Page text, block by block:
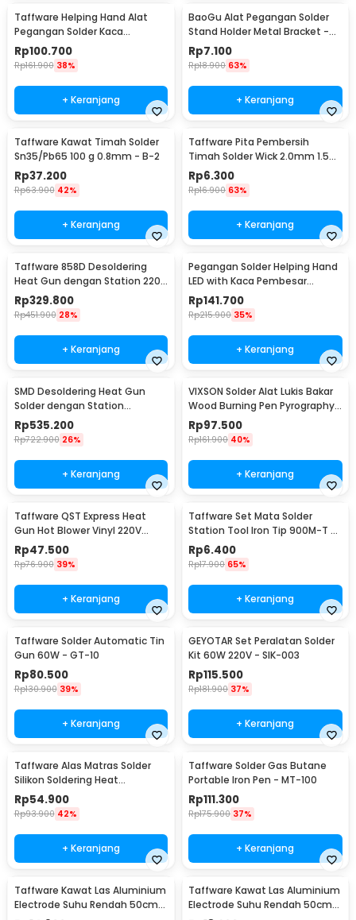
Taffware Helping Hand Alat
Pegangan Solder Kaca
Pembesar LED - MG16129-C
Rp100.700
Rp161.900 38%
+ Keranjang
BaoGu Alat Pegangan Solder
Stand Holder Metal Bracket -
DBL-X10
Rp7.100
Rp18.900 63%
+ Keranjang
Taffware Kawat Timah Solder
Sn35/Pb65 100 g 0.8mm - B-2
Rp37.200
Rp63.900 42%
+ Keranjang
Taffware Pita Pembersih
Timah Solder Wick 2.0mm 1.5M
- CP-2015
Rp6.300
Rp16.900 63%
+ Keranjang
Taffware 858D Desoldering
Heat Gun dengan Station 220V
750W
Rp329.800
Rp451.900 28%
+ Keranjang
Pegangan Solder Helping Hand
LED with Kaca Pembesar
Magnifier 3X/4.5X - TH-7023
Rp141.700
Rp215.900 35%
+ Keranjang
SMD Desoldering Heat Gun
Solder dengan Station
220V/700W - KS8586
Rp535.200
Rp722.900 26%
+ Keranjang
VIXSON Solder Alat Lukis Bakar
Wood Burning Pen Pyrography
60W 36 Set - CS-31 D
Rp97.500
Rp161.900 40%
+ Keranjang
Taffware QST Express Heat
Gun Hot Blower Vinyl 220V
300W - QST-220
Rp47.500
Rp76.900 39%
+ Keranjang
Taffware Set Mata Solder
Station Tool Iron Tip 900M-T 5
PCS - BI5044
Rp6.400
Rp17.900 65%
+ Keranjang
Taffware Solder Automatic Tin
Gun 60W - GT-10
Rp80.500
Rp130.900 39%
+ Keranjang
GEYOTAR Set Peralatan Solder
Kit 60W 220V - SIK-003
Rp115.500
Rp181.900 37%
+ Keranjang
Taffware Alas Matras Solder
Silikon Soldering Heat
Resistant 450x300mm - S-160
Rp54.900
Rp93.900 42%
+ Keranjang
Taffware Solder Gas Butane
Portable Iron Pen - MT-100
Rp111.300
Rp175.900 37%
+ Keranjang
Taffware Kawat Las Aluminium
Electrode Suhu Rendah 50cm
Taffware Kawat Las Aluminium
Electrode Suhu Rendah 50cm